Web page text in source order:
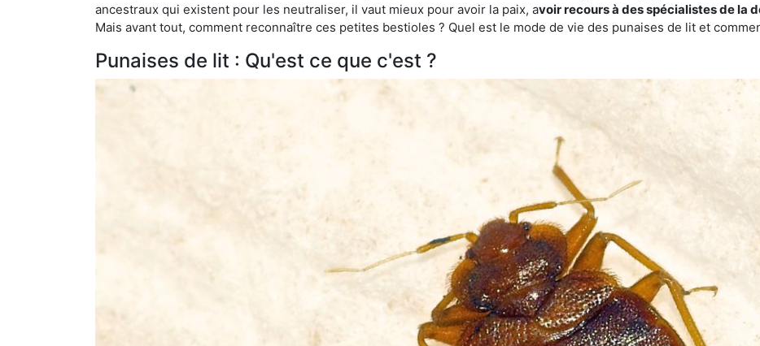
ancestraux qui existent pour les neutraliser, il vaut mieux pour avoir la paix, avoir recours à des spécialistes de la
Mais avant tout, comment reconnaître ces petites bestioles ? Quel est le mode de vie des punaises de lit et
Punaises de lit : Qu'est ce que c'est ?